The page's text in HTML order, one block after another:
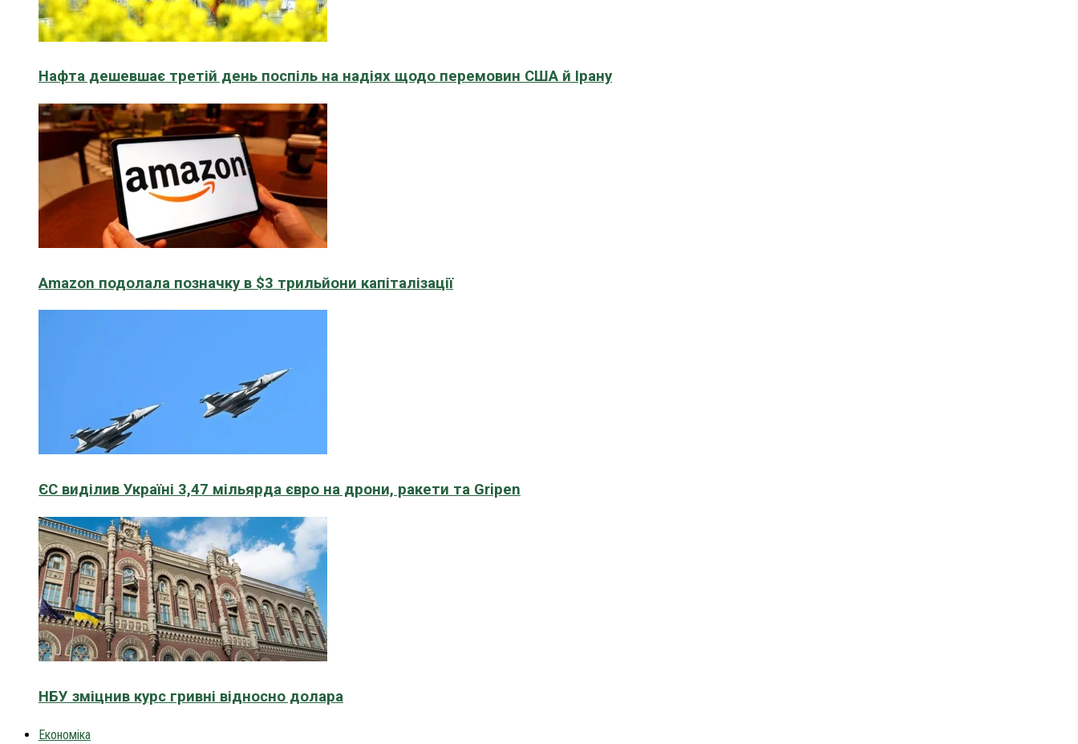
Нафта дешевшає третій день поспіль на надіях щодо перемовин США й Ірану
Amazon подолала позначку в $3 трильйони капіталізації
ЄС виділив Україні 3,47 мільярда євро на дрони, ракети та Gripen
НБУ зміцнив курс гривні відносно долара
Економіка